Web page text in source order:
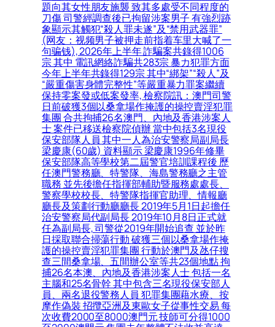
題向其女性朋友施襲 致其多處受不同程度的
刀傷 司警經調查後已拘留涉案男子 有強烈跡
象顯示其觸犯“殺人罪未遂”及“禁用武器罪”
(网友：视频男子被押走前指着车里大喊了一
句骗钱), 2026年上半年 詐騙案共錄得1006
宗 其中 電訊網絡詐騙共283宗 暴力犯罪方面
今年上半年共錄得129宗 其中“綁架”“殺人”及
“嚴重傷害身體完整性”等嚴重暴力罪案繼續
保持零案發或低案發率, 檢察院訊：澳門司警
日前破獲3個以桑拿場作掩護的操控賣淫犯罪
集團 合共拘捕26名澳門、內地及香港涉案人
士 案件已移送檢察院偵辦 當中包括3名現役
保安部隊人員 其中一人為治安警察局副局長
梁慶康(60歲) 資料顯示 梁慶康1996年修畢
保安部隊高等學校第二屆警官培訓課程後 歷
任澳門警務廳、特警隊、海島警務廳之主管
職務 並先後擔任指揮部輔助暨服務處處長、
警察學校校長、特警隊指揮官助理、情報廳
廳長及策劃行動廳廳長 2019年5月1日起擔任
治安警察局代副局長 2019年10月8日正式就
任為副局長, 司警從2019年開始追查 並於昨
日採取聯合掃蕩行動 破獲三個以桑拿場作掩
護的操控賣淫犯罪集團 行動於澳門及氹仔搜
查三間桑拿場、五間辦公室等共23個地點 拘
捕26名本澳、內地及香港涉案人士 包括一名
主腦和25名骨幹 其中包含三名現役保安部人
員、兩名退役警務人員 犯罪集團藉水療、按
摩作偽裝 招攬亞洲及東歐女子從事性交易 每
次收費2000至8000澳門元 技師可分得1000